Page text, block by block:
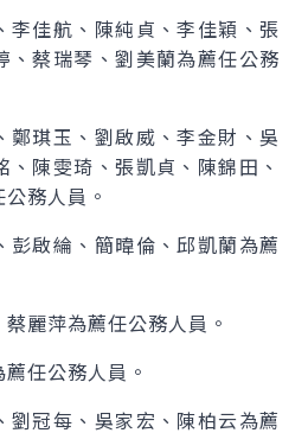
李佳航、陳純貞、李佳穎、張
、蔡瑞琴、劉美蘭為薦任公務
鄭琪玉、劉啟威、李金財、吳
陳雯琦、張凱貞、陳錦田、
務人員。
彭啟綸、簡暐倫、邱凱蘭為薦
麗萍為薦任公務人員。
任公務人員。
劉冠每、吳家宏、陳柏云為薦